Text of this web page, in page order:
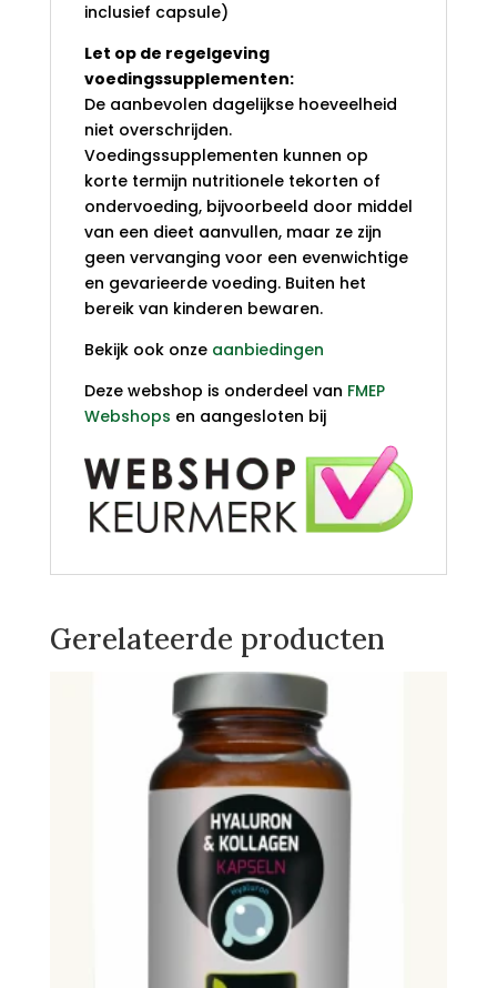
inclusief capsule)
Let op de regelgeving
voedingssupplementen:
De aanbevolen dagelijkse hoeveelheid
niet overschrijden.
Voedingssupplementen kunnen op
korte termijn nutritionele tekorten of
ondervoeding, bijvoorbeeld door middel
van een dieet aanvullen, maar ze zijn
geen vervanging voor een evenwichtige
en gevarieerde voeding. Buiten het
bereik van kinderen bewaren.
Bekijk ook onze aanbiedingen
Deze webshop is onderdeel van FMEP
Webshops en aangesloten bij
Gerelateerde producten